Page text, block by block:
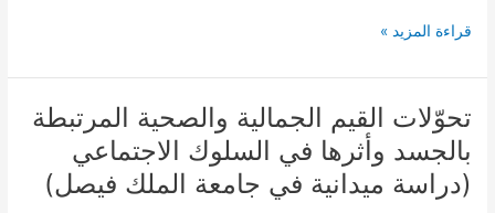
قراءة المزيد »
تحوّلات القيم الجمالية والصحية المرتبطة
بالجسد وأثرها في السلوك الاجتماعي
(دراسة ميدانية في جامعة الملك فيصل)
تحوّلات
القيم
الجمالية
والصحية